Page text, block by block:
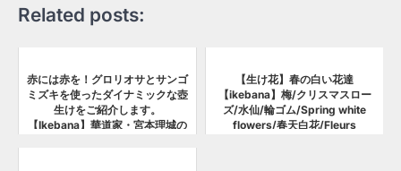
Related posts:
赤には赤を！グロリオサとサンゴ
ミズキを使ったダイナミックな壺
生けをご紹介します。
【Ikebana】華道家・宮本理城の
【生け花】春の白い花達
【ikebana】梅/クリスマスロー
ズ/水仙/輪ゴム/Spring white
flowers/春天白花/Fleurs